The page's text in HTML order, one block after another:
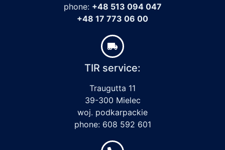
phone: +48 513 094 047
+48 17 773 06 00
TIR service:
Traugutta 11
39-300 Mielec
woj. podkarpackie
phone: 608 592 601